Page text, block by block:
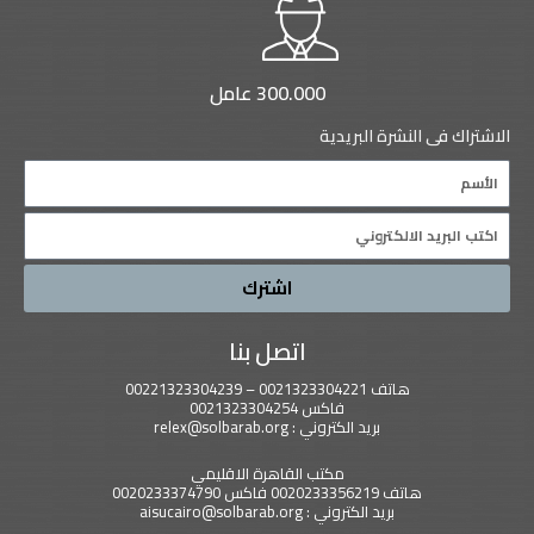
300.000 عامل
الاشتراك فى النشرة البريدية
Name
Email
اشترك
اتصل بنا
هاتف 0021323304221 – 00221323304239
فاكس 0021323304254
بريد الكتروني : relex@solbarab.org
مكتب القاهرة الاقليمي
هاتف 0020233356219 فاكس 0020233374790
بريد الكتروني : aisucairo@solbarab.org